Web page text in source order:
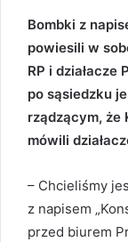
Bombki z
powiesili w
RP i działacze
po sąsiedzku
rządzącym, że
mówili
– Chcieliśmy
z napisem
przed biurem